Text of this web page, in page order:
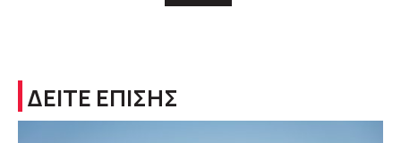
ΔΕΙΤΕ ΕΠΙΣΗΣ